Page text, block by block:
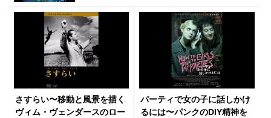
さすらい〜移動と風景を描く
ヴィム・ヴェンダースのロー
パーティで女の子に話しかけ
るには〜パンクのDIY精神を